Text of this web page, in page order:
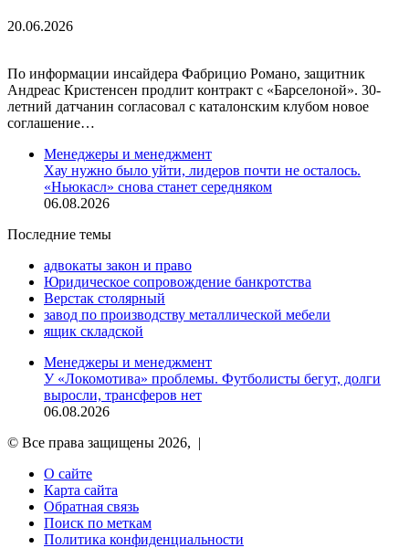
20.06.2026
По информации инсайдера Фабрицио Романо, защитник
Андреас Кристенсен продлит контракт с «Барселоной». 30-
летний датчанин согласовал с каталонским клубом новое
соглашение…
Менеджеры и менеджмент
Хау нужно было уйти, лидеров почти не осталось.
«Ньюкасл» снова станет середняком
06.08.2026
Последние темы
адвокаты закон и право
Юридическое сопровождение банкротства
Верстак столярный
завод по производству металлической мебели
ящик складской
Менеджеры и менеджмент
У «Локомотива» проблемы. Футболисты бегут, долги
выросли, трансферов нет
06.08.2026
© Все права защищены 2026, |
О сайте
Карта сайта
Обратная связь
Поиск по меткам
Политика конфиденциальности